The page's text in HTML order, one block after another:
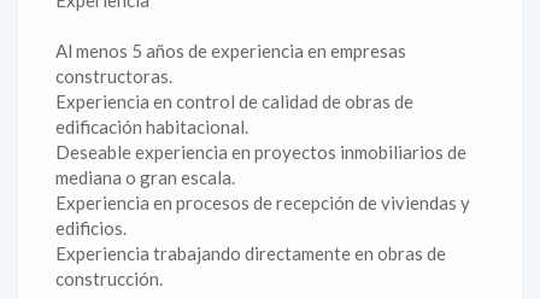
Al menos 5 años de experiencia en empresas
constructoras.
Experiencia en control de calidad de obras de
edificación habitacional.
Deseable experiencia en proyectos inmobiliarios de
mediana o gran escala.
Experiencia en procesos de recepción de viviendas y
edificios.
Experiencia trabajando directamente en obras de
construcción.